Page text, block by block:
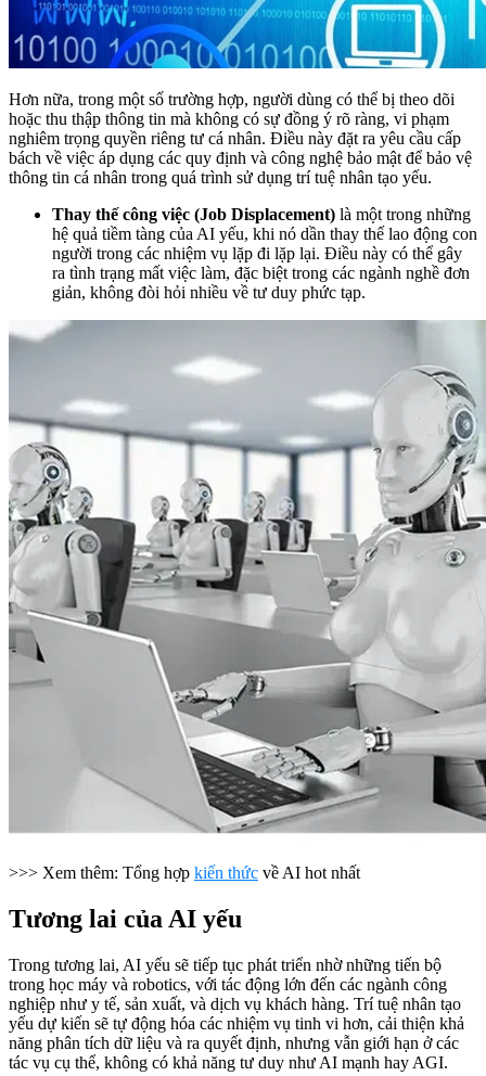
Hơn nữa, trong một số trường hợp, người dùng có thể bị theo dõi
hoặc thu thập thông tin mà không có sự đồng ý rõ ràng, vi phạm
nghiêm trọng quyền riêng tư cá nhân. Điều này đặt ra yêu cầu cấp
bách về việc áp dụng các quy định và công nghệ bảo mật để bảo vệ
thông tin cá nhân trong quá trình sử dụng trí tuệ nhân tạo yếu.
Thay thế công việc (Job Displacement) là một trong những
hệ quả tiềm tàng của AI yếu, khi nó dần thay thế lao động con
người trong các nhiệm vụ lặp đi lặp lại. Điều này có thể gây
ra tình trạng mất việc làm, đặc biệt trong các ngành nghề đơn
giản, không đòi hỏi nhiều về tư duy phức tạp.
>>> Xem thêm: Tổng hợp kiến thức về AI hot nhất
Tương lai của AI yếu
Trong tương lai, AI yếu sẽ tiếp tục phát triển nhờ những tiến bộ
trong học máy và robotics, với tác động lớn đến các ngành công
nghiệp như y tế, sản xuất, và dịch vụ khách hàng. Trí tuệ nhân tạo
yếu dự kiến sẽ tự động hóa các nhiệm vụ tinh vi hơn, cải thiện khả
năng phân tích dữ liệu và ra quyết định, nhưng vẫn giới hạn ở các
tác vụ cụ thể, không có khả năng tư duy như AI mạnh hay AGI.